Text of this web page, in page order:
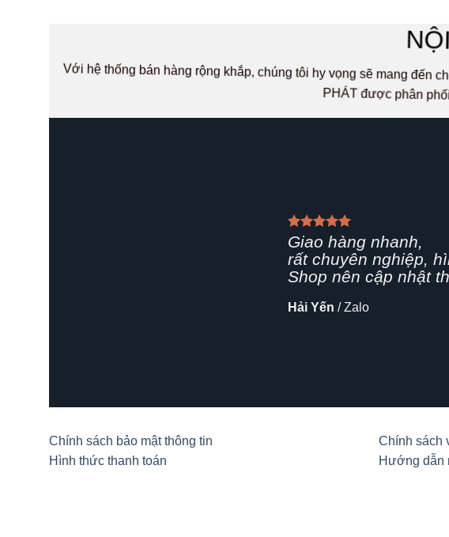
Với hệ thống bán hàng rộng khắp, chúng tôi hy vọng sẽ mang đến
PHÁT được phân
Giao hàng nhanh,
rất chuyên nghiệp,
Shop nên cập nhật
Hải Yến / Zalo
Chính sách bảo mật thông tin
Hình thức thanh toán
Chính sách
Hướng dẫn